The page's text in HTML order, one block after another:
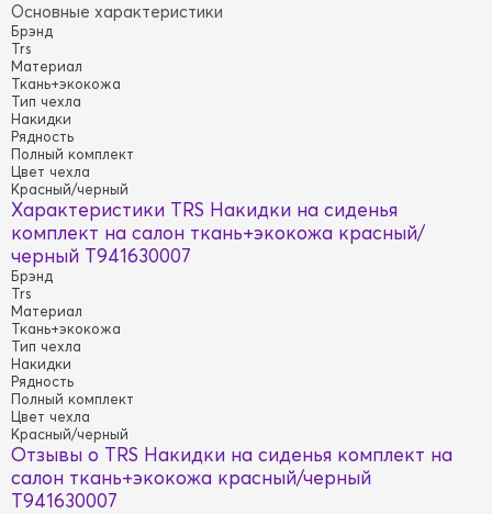
Основные характеристики
Брэнд
Trs
Материал
Ткань+экокожа
Тип чехла
Накидки
Рядность
Полный комплект
Цвет чехла
Красный/черный
Характеристики TRS Накидки на сиденья
комплект на салон ткань+экокожа красный/
черный T941630007
Брэнд
Trs
Материал
Ткань+экокожа
Тип чехла
Накидки
Рядность
Полный комплект
Цвет чехла
Красный/черный
Отзывы о TRS Накидки на сиденья комплект на
салон ткань+экокожа красный/черный
T941630007